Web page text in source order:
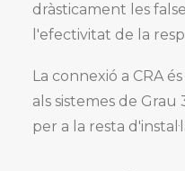
dràsticament les
l'efectivitat de la
La connexió a CRA
als sistemes de
per a la resta